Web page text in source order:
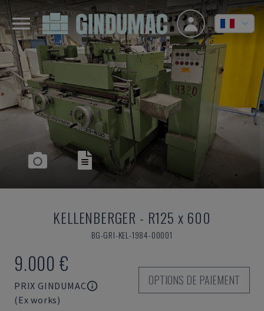
KELLENBERGER - R125 x 600
BG-GRI-KEL-1984-00001
9.000 €
PRIX GINDUMAC
(Ex works)
OPTIONS DE PAIEMENT